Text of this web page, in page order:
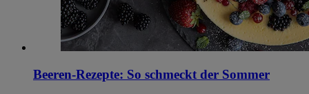
Beeren-Rezepte: So schmeckt der Sommer